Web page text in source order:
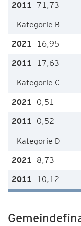
71,73
Kategorie B
16,95
17,63
Kategorie C
0,51
0,52
Kategorie D
8,73
10,12